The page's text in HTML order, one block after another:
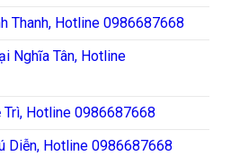
Thanh, Hotline 0986687668
Nghĩa Tân, Hotline
Trì, Hotline 0986687668
Diễn, Hotline 0986687668